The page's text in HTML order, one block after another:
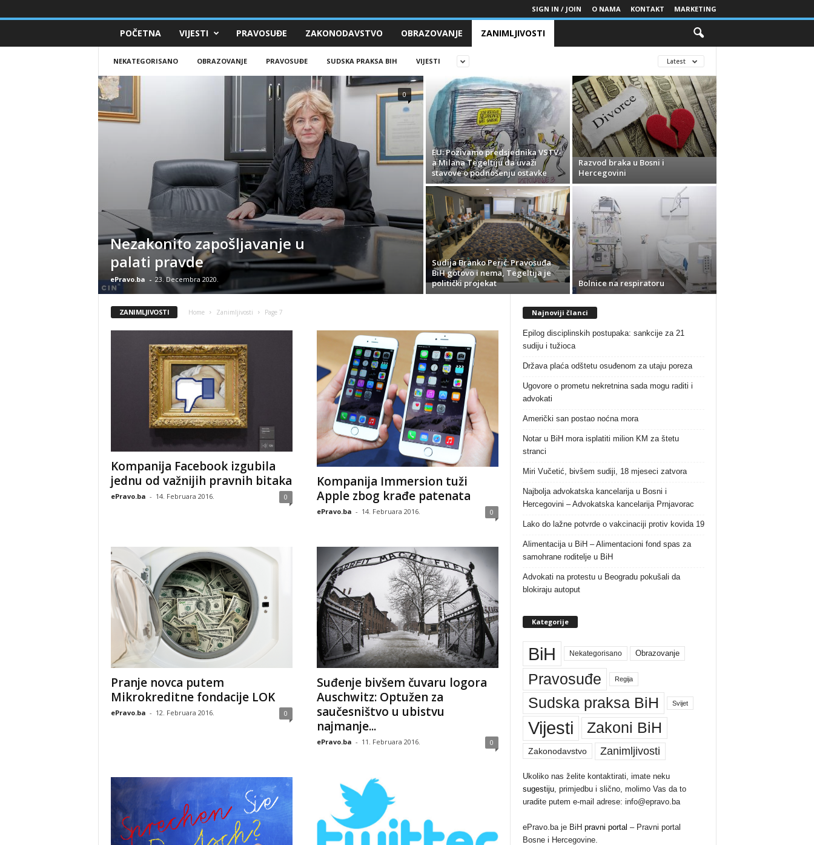
SIGN IN / JOIN O NAMA KONTAKT MARKETING
POČETNA VIJESTI PRAVOSUĐE ZAKONODAVSTVO OBRAZOVANJE ZANIMLJIVOSTI
NEKATEGORISANO OBRAZOVANJE PRAVOSUĐE SUDSKA PRAKSA BIH VIJESTI Latest
Nezakonito zapošljavanje u
palati pravde
ePravo.ba - 23. Decembra 2020.
0
EU: Pozivamo predsjednika VSTV-
a Milana Tegeltiju da uvaži
stavove o podnošenju ostavke
Razvod braka u Bosni i
Hercegovini
Sudija Branko Perić: Pravosuđa
BiH gotovo i nema, Tegeltija je
politički projekat
Bolnice na respiratoru
ZANIMLJIVOSTI Home Zanimljivosti Page 7
Kompanija Facebook izgubila
jednu od važnijih pravnih bitaka
ePravo.ba - 14. Februara 2016. 0
Kompanija Immersion tuži
Apple zbog krađe patenata
ePravo.ba - 14. Februara 2016. 0
Pranje novca putem
Mikrokreditne fondacije LOK
ePravo.ba - 12. Februara 2016. 0
Suđenje bivšem čuvaru logora
Auschwitz: Optužen za
saučesništvo u ubistvu
najmanje...
ePravo.ba - 11. Februara 2016. 0
Najnoviji članci
Epilog disciplinskih postupaka: sankcije za 21
sudiju i tužioca
Država plaća odštetu osuđenom za utaju poreza
Ugovore o prometu nekretnina sada mogu raditi i
advokati
Američki san postao noćna mora
Notar u BiH mora isplatiti milion KM za štetu
stranci
Miri Vučetić, bivšem sudiji, 18 mjeseci zatvora
Najbolja advokatska kancelarija u Bosni i
Hercegovini – Advokatska kancelarija Prnjavorac
Lako do lažne potvrde o vakcinaciji protiv kovida 19
Alimentacija u BiH – Alimentacioni fond spas za
samohrane roditelje u BiH
Advokati na protestu u Beogradu pokušali da
blokiraju autoput
Kategorije
BiH Nekategorisano Obrazovanje
Pravosuđe Regija
Sudska praksa BiH Svijet
Vijesti Zakoni BiH
Zakonodavstvo Zanimljivosti
Ukoliko nas želite kontaktirati, imate neku
sugestiju, primjedbu i slično, molimo Vas da to
uradite putem e-mail adrese: info@epravo.ba
ePravo.ba je BiH pravni portal – Pravni portal
Bosne i Hercegovine.